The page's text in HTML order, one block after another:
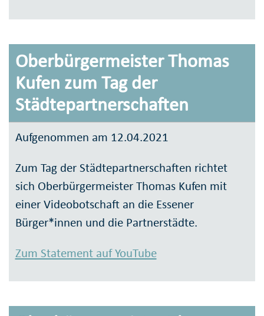
Oberbürgermeister Thomas
Kufen zum Tag der
Städtepartnerschaften
Aufgenommen am 12.04.2021
Zum Tag der Städtepartnerschaften richtet
sich Oberbürgermeister Thomas Kufen mit
einer Videobotschaft an die Essener
Bürger*innen und die Partnerstädte.
Zum Statement auf YouTube